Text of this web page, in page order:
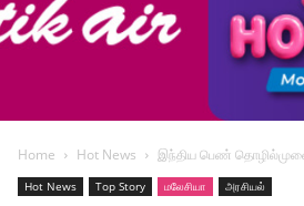
Home Hot News இந்திய பெண்
Hot News Top Story மலேசியா அரசியல்